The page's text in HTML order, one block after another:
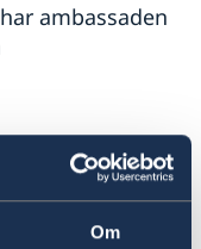
Om
ambassaden
härHitta de
här